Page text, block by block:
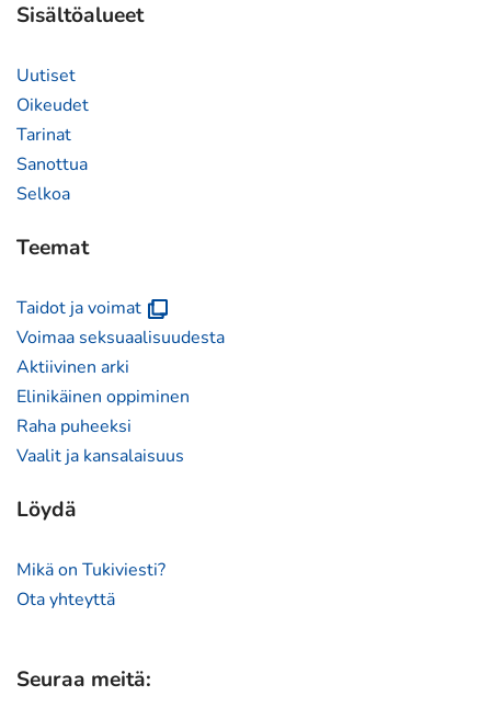
Sisältöalueet
Uutiset
Oikeudet
Tarinat
Sanottua
Selkoa
Teemat
Taidot ja voimat(avautuu
uuteen
Voimaa seksuaalisuudesta
Aktiivinen arki
Elinikäinen oppiminen
Raha puheeksi
Vaalit ja kansalaisuus
Löydä
Mikä on Tukiviesti?
Ota yhteyttä
Seuraa meitä: